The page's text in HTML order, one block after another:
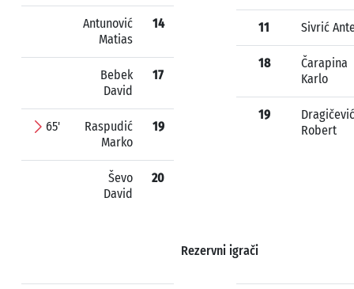
Antunović
Matias
14
Bebek
David
17
65'
Raspudić
Marko
19
Ševo
David
20
11 Sivrić
18
Čarapina
Karlo
19
Dragičević
Robert
Rezervni igrači